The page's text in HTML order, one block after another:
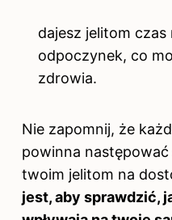
dajesz jelitom
odpoczynek, co
zdrowia.
Nie zapomnij, że
powinna
twoim jelitom na
jest, aby sprawdzić,